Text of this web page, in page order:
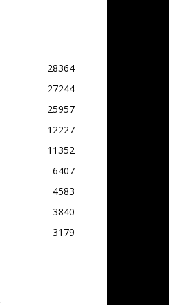
28364
27244
25957
12227
11352
6407
4583
3840
3179